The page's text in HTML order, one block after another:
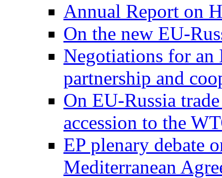
Annual Report on
On the new EU-
Negotiations for an
partnership and
On EU-Russia
accession to the
EP plenary debate
Mediterranean